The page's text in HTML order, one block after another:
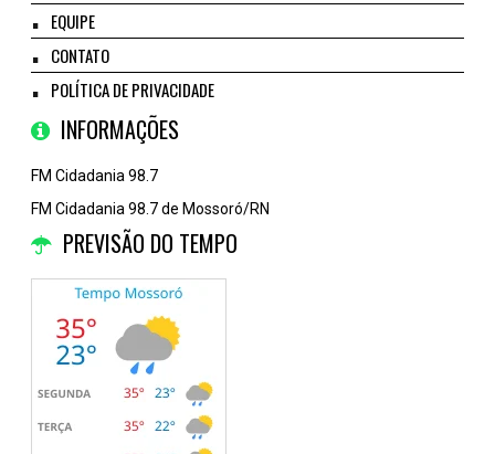
EQUIPE
CONTATO
POLÍTICA DE PRIVACIDADE
INFORMAÇÕES
FM Cidadania 98.7
FM Cidadania 98.7 de Mossoró/RN
PREVISÃO DO TEMPO